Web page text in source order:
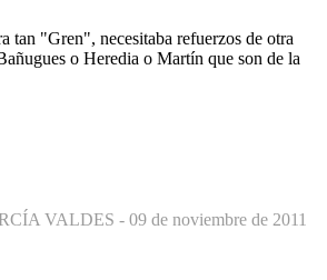
tan "Gren", necesitaba refuerzos de otra
o Heredia o Martín que son de la
VALDES - 09 de noviembre de 2011